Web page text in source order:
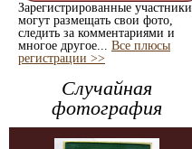
Зарегистрированные участники
могут размещать свои фото,
следить за комментариями и
многое другое... Все плюсы
регистрации >>
Случайная
фотография